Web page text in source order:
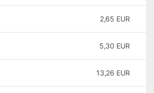
2,65 EUR
5,30 EUR
13,26 EUR